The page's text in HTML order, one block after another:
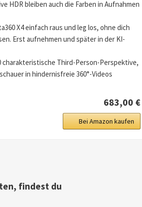
HDR bleiben auch die Farben in Aufnahmen
X4 einfach raus und leg los, ohne dich
Erst aufnehmen und später in der KI-
charakteristische Third-Person-Perspektive,
in hindernisfreie 360°-Videos
683,00 €
Bei Amazon kaufen
findest du